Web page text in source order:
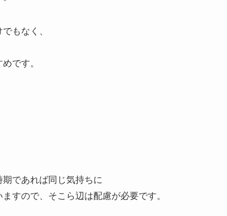
もなく、
です。
であれば同じ気持ちに
すので、そこら辺は配慮が必要です。